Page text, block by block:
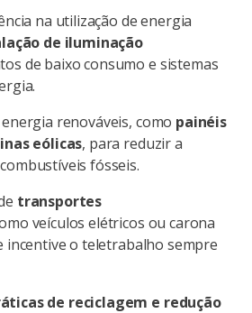
na utilização de energia
de iluminação
de baixo consumo e sistemas
renováveis, como painéis
eólicas, para reduzir a
fósseis.
transportes
veículos elétricos ou carona
incentive o teletrabalho sempre
de reciclagem e redução